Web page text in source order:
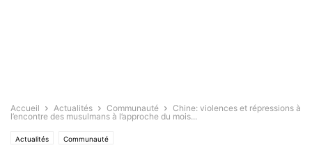
Accueil Actualités Communauté
Chine: violences et répressions à
l’encontre des musulmans à l’approche du mois...
Actualités Communauté